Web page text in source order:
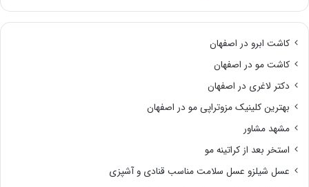
کاشت ابرو در اصفهان
کاشت مو در اصفهان
دکتر لاغری در اصفهان
بهترین کلینیک مزوتراپی مو در اصفهان
مشهد مشاور
استخر بعد از کراتینه مو
عسل شیلزو عسل سلامت مناسب قنادی و آشپزی